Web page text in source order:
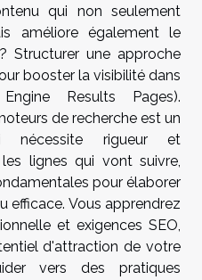
qui non seulement
améliore également le
Structurer une approche
booster la visibilité dans
Results Pages).
de recherche est un
nécessite rigueur et
lignes qui vont suivre,
pour élaborer
efficace. Vous apprendrez
et exigences SEO,
d'attraction de votre
vers des pratiques